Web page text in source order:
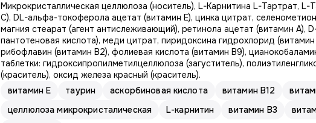
Микрокристаллическая целлюлоза (носитель), L-Карнитина L-Тартрат, L-
С), DL-альфа-токоферолa ацетат (витамин Е), цинка цитрат,
магния стеарат (агент антислеживающий), ретинола ацетат (витамин А),
пантотеновая кислота), меди цитрат, пиридоксина гидрохлорид
рибофлавин (витамин В2), фолиевая кислота (витамин В9),
таблетки: гидроксипропилметилцеллюлоза (загуститель),
(краситель), оксид железа красный (краситель).
витамин E
таурин аскорбиновая кислота витамин В12
целлюлоза микрокристалическая
L-карнитин витамин В3